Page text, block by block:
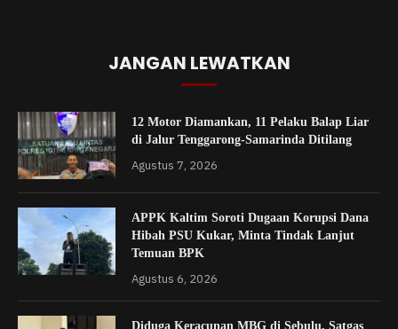
JANGAN LEWATKAN
12 Motor Diamankan, 11 Pelaku Balap Liar
di Jalur Tenggarong-Samarinda Ditilang
Agustus 7, 2026
APPK Kaltim Soroti Dugaan Korupsi Dana
Hibah PSU Kukar, Minta Tindak Lanjut
Temuan BPK
Agustus 6, 2026
Diduga Keracunan MBG di Sebulu, Satgas